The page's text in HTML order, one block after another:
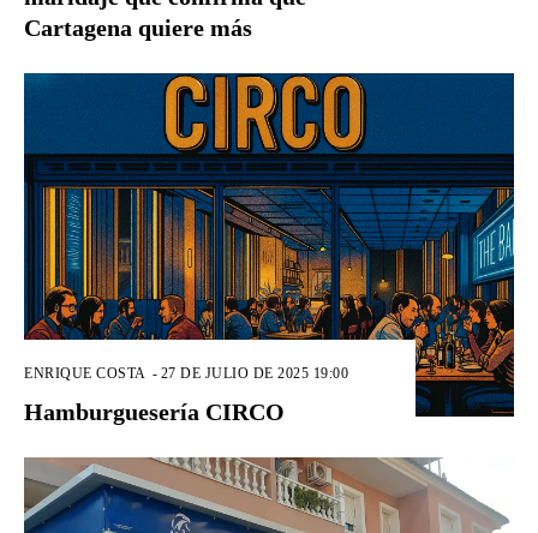
Cartagena quiere más
ENRIQUE COSTA - 27 DE JULIO DE 2025 19:00
Hamburguesería CIRCO